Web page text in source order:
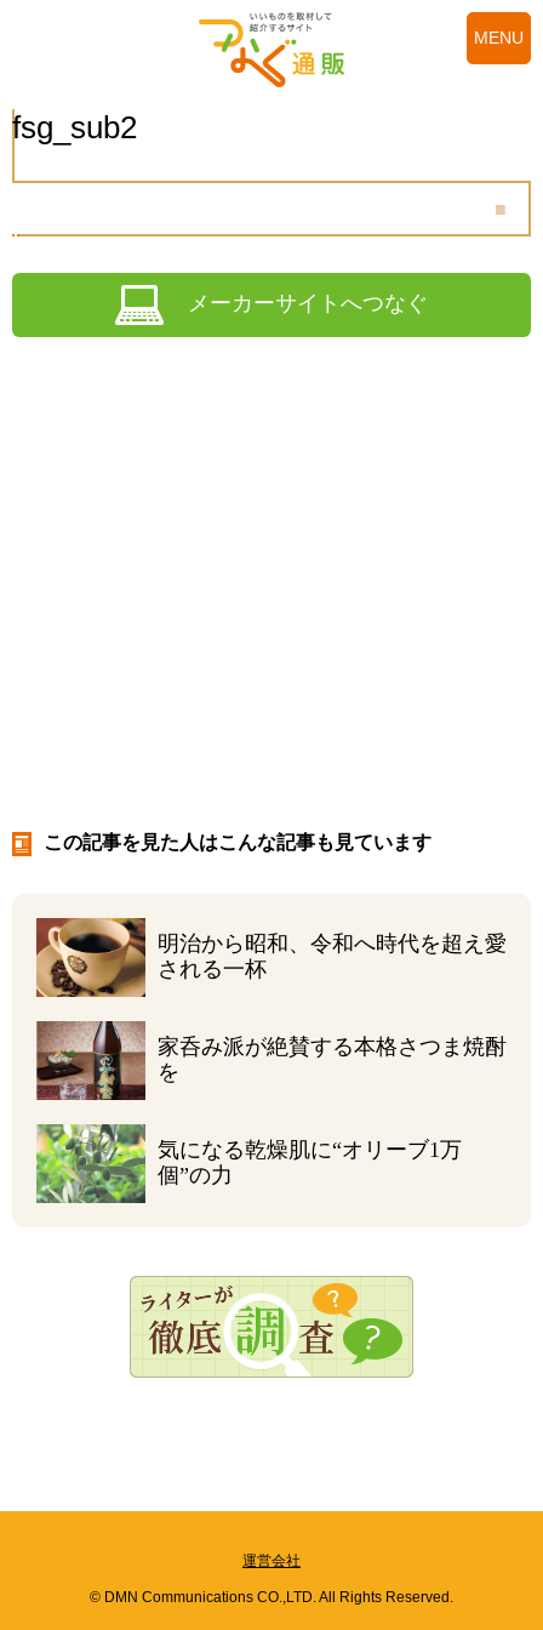
MENU
fsg_sub2
メーカーサイトへつなぐ
この記事を見た人はこんな記事も見ています
明治から昭和、令和へ時代を超え愛
される一杯
家呑み派が絶賛する本格さつま焼酎
を
気になる乾燥肌に“オリーブ1万
個”の力
運営会社
© DMN Communications CO.,LTD. All Rights Reserved.